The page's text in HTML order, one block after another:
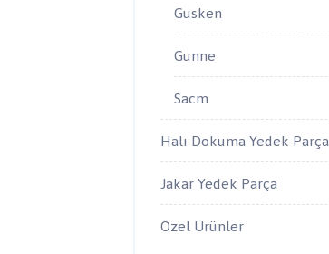
Gusken
Gunne
Sacm
Halı Dokuma Yedek Parça
Jakar Yedek Parça
Özel Ürünler